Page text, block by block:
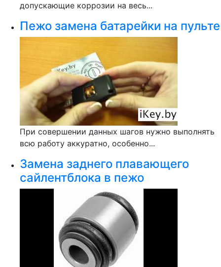
допускающие коррозии на весь...
Пежо замена батарейки на пульте
При совершении данных шагов нужно выполнять
всю работу аккуратно, особенно...
Замена заднего плавающего
сайлентблока в пежо